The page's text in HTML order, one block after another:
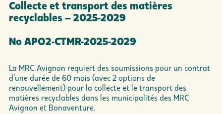
Collecte et transport des matières
recyclables – 2025-2029
No APO2-CTMR-2025-2029
La MRC Avignon requiert des soumissions pour un contrat
d’une durée de 60 mois (avec 2 options de
renouvellement) pour la collecte et le transport des
matières recyclables dans les municipalités des MRC
Avignon et Bonaventure.